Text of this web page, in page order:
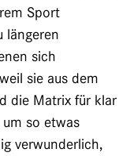
Sport
längeren
sich
sie aus dem
die Matrix für klar
so etwas
verwunderlich,